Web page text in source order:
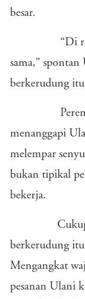
besar.
“Di
sama,”
berkerudung
menanggapi
melempar
bukan tipikal
bekerja.
Cukup
berkerudung
Mengangkat
pesanan Ulani